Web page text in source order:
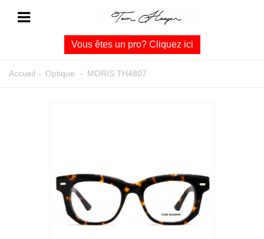
Vous êtes un pro? Cliquez ici
Accueil - Optique - MORIS TH4807